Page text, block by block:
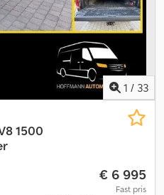
servostyring, setevarmer,
1 / 33
1500
€ 6 995
Fast pris